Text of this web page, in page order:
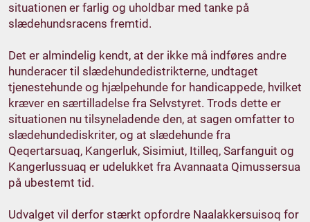
situationen er farlig og uholdbar med tanke på
slædehundsracens fremtid.
Det er almindelig kendt, at der ikke må indføres andre
hunderacer til slædehundedistrikterne, undtaget
tjenestehunde og hjælpehunde for handicappede, hvilket
kræver en særtilladelse fra Selvstyret. Trods dette er
situationen nu tilsyneladende den, at sagen omfatter to
slædehundediskriter, og at slædehunde fra
Qeqertarsuaq, Kangerluk, Sisimiut, Itilleq, Sarfanguit og
Kangerlussuaq er udelukket fra Avannaata Qimussersua
på ubestemt tid.
Udvalget vil derfor stærkt opfordre Naalakkersuisoq for